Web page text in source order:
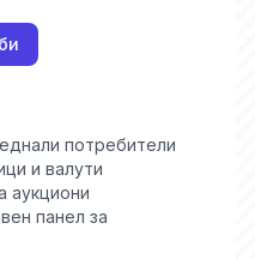
потребители
и валути
аукциони
панел за